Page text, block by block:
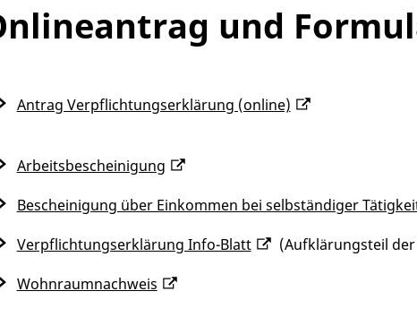
und
Antrag Verpflichtungserklärung (online)
Arbeitsbescheinigung
Bescheinigung über Einkommen bei selbständiger
Verpflichtungserklärung Info-Blatt
(Aufklärungsteil
Wohnraumnachweis